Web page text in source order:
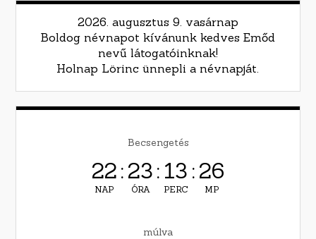
2026. augusztus 9. vasárnap
Boldog névnapot kívánunk kedves Emőd
nevű látogatóinknak!
Holnap Lörinc ünnepli a névnapját.
Becsengetés
22
NAP
:23
ÓRA
: 13
PERC
:25
MP
múlva